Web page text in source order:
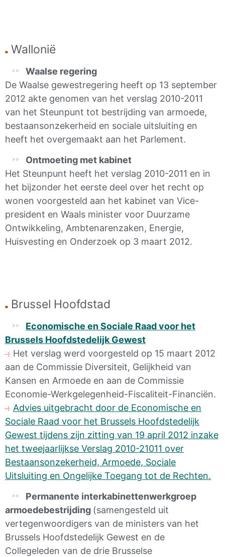
Wallonië
Waalse regering
De Waalse gewestregering heeft op 13 september
2012 akte genomen van het verslag 2010-2011
van het Steunpunt tot bestrijding van armoede,
bestaansonzekerheid en sociale uitsluiting en
heeft het overgemaakt aan het Parlement.
Ontmoeting met kabinet
Het Steunpunt heeft het verslag 2010-2011 en in
het bijzonder het eerste deel over het recht op
wonen voorgesteld aan het kabinet van Vice-
president en Waals minister voor Duurzame
Ontwikkeling, Ambtenarenzaken, Energie,
Huisvesting en Onderzoek op 3 maart 2012.
Brussel Hoofdstad
Economische en Sociale Raad voor het
Brussels Hoofdstedelijk Gewest
Het verslag werd voorgesteld op 15 maart 2012
aan de Commissie Diversiteit, Gelijkheid van
Kansen en Armoede en aan de Commissie
Economie-Werkgelegenheid-Fiscaliteit-Financiën.
Advies uitgebracht door de Economische en
Sociale Raad voor het Brussels Hoofdstedelijk
Gewest tijdens zijn zitting van 19 april 2012 inzake
het tweejaarlijkse Verslag 2010-21011 over
Bestaansonzekerheid, Armoede, Sociale
Uitsluiting en Ongelijke Toegang tot de Rechten.
Permanente interkabinettenwerkgroep
armoedebestrijding (samengesteld uit
vertegenwoordigers van de ministers van het
Brussels Hoofdstedelijk Gewest en de
Collegeleden van de drie Brusselse